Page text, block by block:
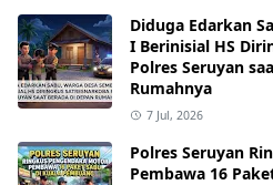
Diduga Edarkan
I Berinisial HS
Polres Seruyan
Rumahnya
7 Jul, 2026
Polres Seruyan
Pembawa 16